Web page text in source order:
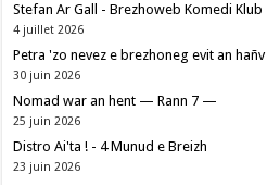
Stefan Ar Gall - Brezhoweb Komedi Klub
4 juillet 2026
Petra 'zo nevez e brezhoneg evit an
30 juin 2026
Nomad war an hent — Rann 7 —
25 juin 2026
Distro Ai'ta ! - 4 Munud e Breizh
23 juin 2026